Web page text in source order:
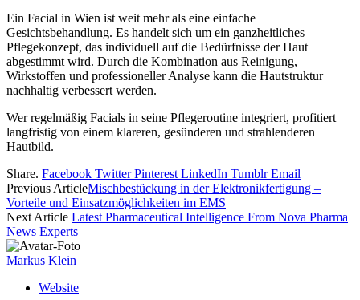
Ein Facial in Wien ist weit mehr als eine einfache
Gesichtsbehandlung. Es handelt sich um ein ganzheitliches
Pflegekonzept, das individuell auf die Bedürfnisse der Haut
abgestimmt wird. Durch die Kombination aus Reinigung,
Wirkstoffen und professioneller Analyse kann die Hautstruktur
nachhaltig verbessert werden.
Wer regelmäßig Facials in seine Pflegeroutine integriert, profitiert
langfristig von einem klareren, gesünderen und strahlenderen
Hautbild.
Share. Facebook Twitter Pinterest LinkedIn Tumblr Email
Previous ArticleMischbestückung in der Elektronikfertigung –
Vorteile und Einsatzmöglichkeiten im EMS
Next Article Latest Pharmaceutical Intelligence From Nova Pharma
News Experts
Markus Klein
Website